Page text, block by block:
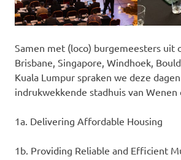
Samen met (loco) burgemeesters uit
Brisbane, Singapore, Windhoek,
Kuala Lumpur spraken we deze
indrukwekkende stadhuis van Wenen
1a. Delivering Affordable Housing
1b. Providing Reliable and Efficient